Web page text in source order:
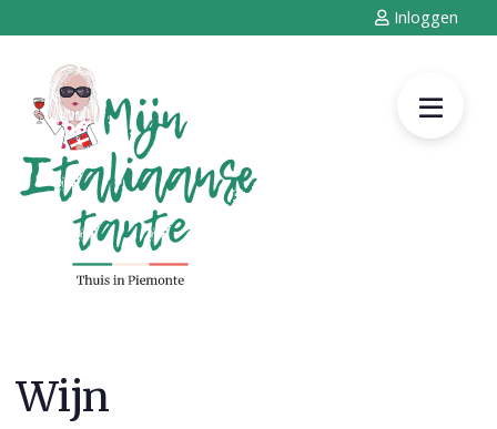
Inloggen
Wijn